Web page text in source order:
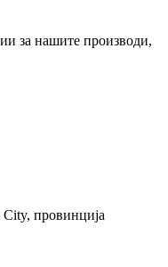
за нашите производи,
провинција